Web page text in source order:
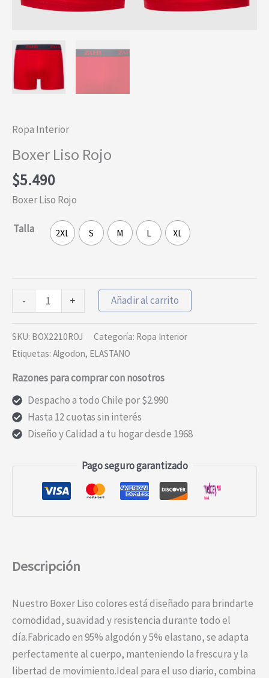
Ropa Interior
Boxer Liso Rojo
$5.490
Boxer Liso Rojo
Talla 2XL S M L XL
-
Liso
Rojo
cantidad
+ Añadir al carrito
SKU: BOX2210ROJ Categoría: Ropa Interior
Etiquetas: Algodon, ELASTANO
Razones para comprar con nosotros
Despacho a todo Chile por $2.990
Hasta 12 cuotas sin interés
Diseño y Calidad a tu hogar desde 1968
Pago seguro garantizado
Descripción
Nuestro Boxer Liso colores está diseñado para brindarte
comodidad, suavidad y resistencia durante todo el
día.Fabricado en 95% algodón y 5% elastano, se adapta
perfectamente al cuerpo, manteniendo la frescura y la
libertad de movimiento.Ideal para el uso diario, combina